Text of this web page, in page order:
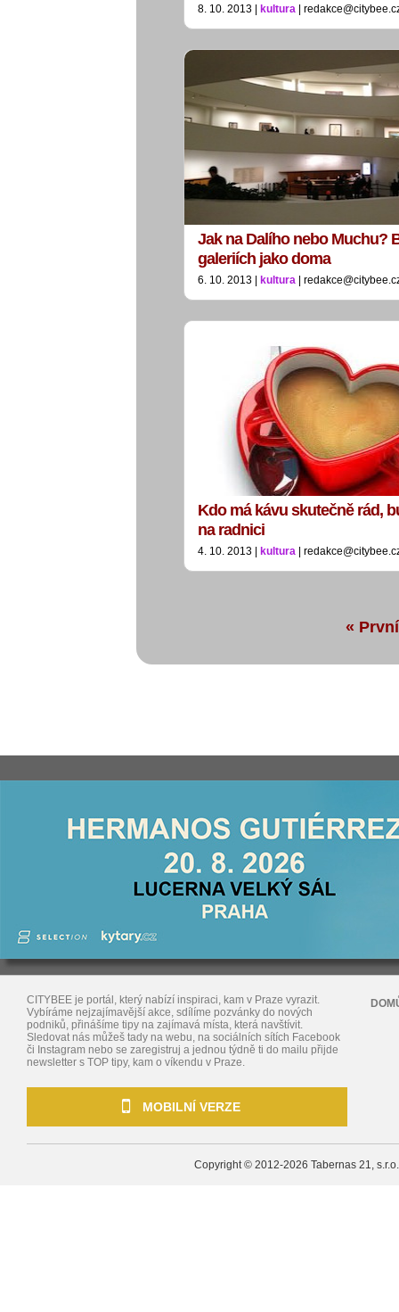
8. 10. 2013 | kultura |
Jak na Dalího nebo Muchu?
galeriích jako doma
6. 10. 2013 | kultura |
Kdo má kávu skutečně rád,
na radnici
4. 10. 2013 | kultura |
« První
CITYBEE je portál, který nabízí inspiraci, kam v Praze vyrazit.
Vybíráme nejzajímavější akce, sdílíme pozvánky do nových
podniků, přinášíme tipy na zajímavá místa, která navštívit.
Sledovat nás můžeš tady na webu, na sociálních sítích Facebook
či Instagram nebo se zaregistruj a jednou týdně ti do mailu přijde
newsletter s TOP tipy, kam o víkendu v Praze.
MOBILNÍ VERZE
Copyright © 2012-2026 Tabernas 21, s.r.o.